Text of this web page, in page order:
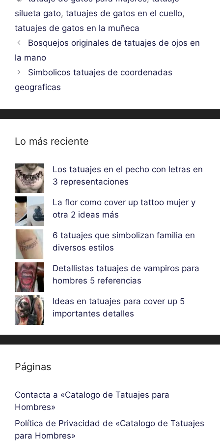
silueta gato, tatuajes de gatos en el cuello,
tatuajes de gatos en la muñeca
Bosquejos originales de tatuajes de ojos en
la mano
Simbolicos tatuajes de coordenadas
geograficas
Lo más reciente
Los tatuajes en el pecho con letras en
3 representaciones
La flor como cover up tattoo mujer y
otra 2 ideas más
6 tatuajes que simbolizan familia en
diversos estilos
Detallistas tatuajes de vampiros para
hombres 5 referencias
Ideas en tatuajes para cover up 5
importantes detalles
Páginas
Contacta a «Catalogo de Tatuajes para
Hombres»
Política de Privacidad de «Catalogo de Tatuajes
para Hombres»